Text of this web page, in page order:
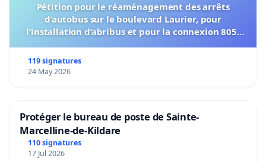
Pétition pour le réaménagement des arrêts
d’autobus sur le boulevard Laurier, pour
l’installation d’abribus et pour la connexion 805-
119 signatures
24 May 2026
Protéger le bureau de poste de Sainte-
Marcelline-de-Kildare
110 signatures
17 Jul 2026